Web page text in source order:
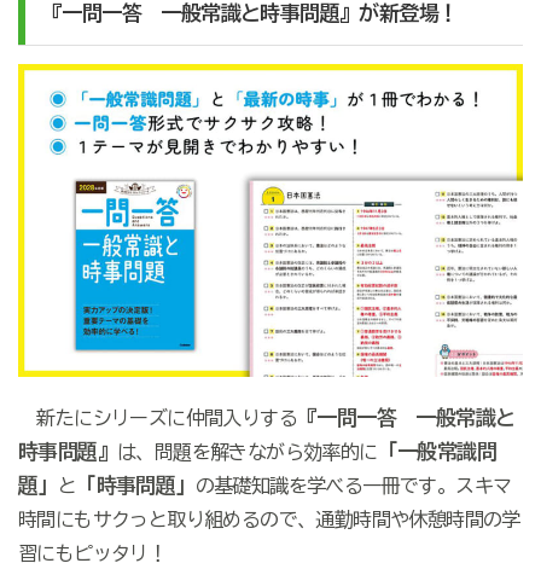
『一問一答 一般常識と時事問題』が新登場！
新たにシリーズに仲間入りする 『一問一答 一般常識と
時事問題』 は、問題を解きながら効率的に
「一般常識問
題」
と 「時事問題」
の基礎知識を学べる一冊です。スキマ
時間にもサクっと取り組めるので、通勤時間や休憩時間の学
習にもピッタリ！